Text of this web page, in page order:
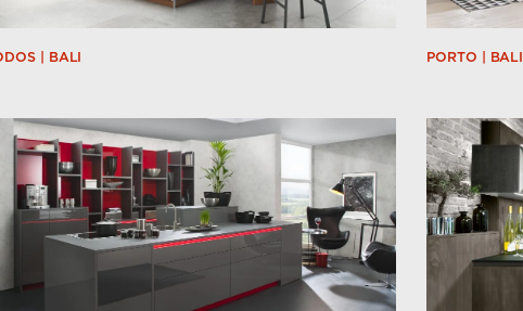
| BALI PORTO | BALI